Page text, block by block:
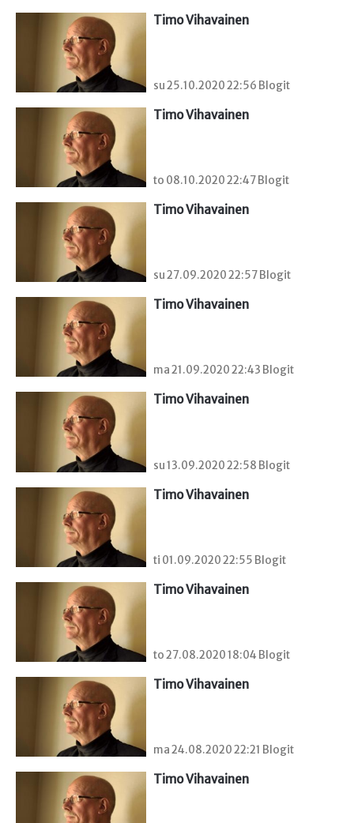
Timo Vihavainen
su 25.10.2020 22:56 Blogit
Timo Vihavainen
to 08.10.2020 22:47 Blogit
Timo Vihavainen
su 27.09.2020 22:57 Blogit
Timo Vihavainen
ma 21.09.2020 22:43 Blogit
Timo Vihavainen
su 13.09.2020 22:58 Blogit
Timo Vihavainen
ti 01.09.2020 22:55 Blogit
Timo Vihavainen
to 27.08.2020 18:04 Blogit
Timo Vihavainen
ma 24.08.2020 22:21 Blogit
Timo Vihavainen